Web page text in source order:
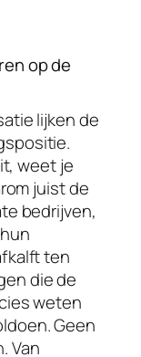
op de
lijken de
weet je
juist de
bedrijven,
ten
die de
weten
Geen
Van